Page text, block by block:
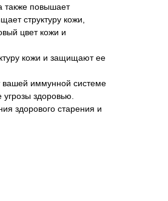
также повышает
структуру кожи,
цвет кожи и
кожи и защищают ее
иммунной системе
угрозы здоровью.
здорового старения и